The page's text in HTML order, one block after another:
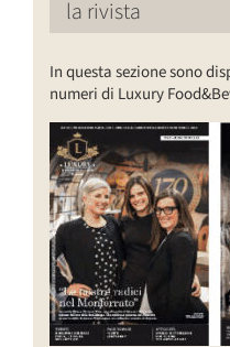
la rivista
In questa sezione sono
numeri di Luxury